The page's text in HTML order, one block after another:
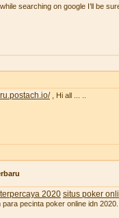
searching on google I’ll be
, Hi all ... ..
2020 situs poker
para pecinta poker online idn 2020.